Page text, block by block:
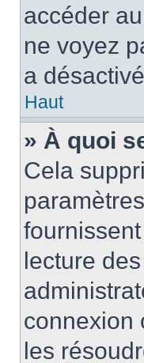
accéder
ne voyez
a
Haut
» À quoi
Cela
lecture
connexion
les